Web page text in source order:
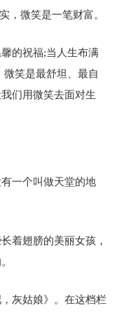
，微笑是一笔财富。
的祝福;当人生布满
微笑是最舒坦、最自
们用微笑去面对生
一个叫做天堂的地
着翅膀的美丽女孩，
灰姑娘》。在这档栏